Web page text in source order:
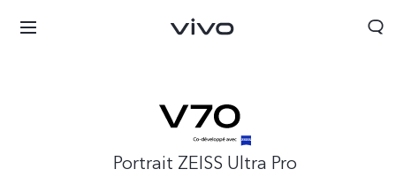
Portrait ZEISS Ultra Pro